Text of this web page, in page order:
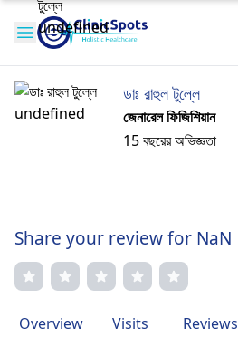
ডাঃ রাহুল টুল্লে
জেনারেল ফিজিশিয়ান
15 বছরের অভিজ্ঞতা
Share your review for NaN
Overview Visits Reviews